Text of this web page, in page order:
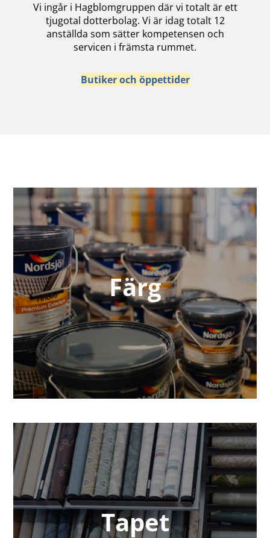
Vi ingår i Hagblomgruppen där vi totalt är ett
tjugotal dotterbolag. Vi är idag totalt 12
anställda som sätter kompetensen och
servicen i främsta rummet.
Butiker och öppettider
Färg
Tapet